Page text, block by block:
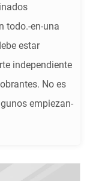
todo.-en-una
estar
independiente
No es
empiezan-